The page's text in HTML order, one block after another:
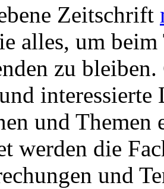
Zeitschrift
alles, um
zu
und Themen
werden die
und